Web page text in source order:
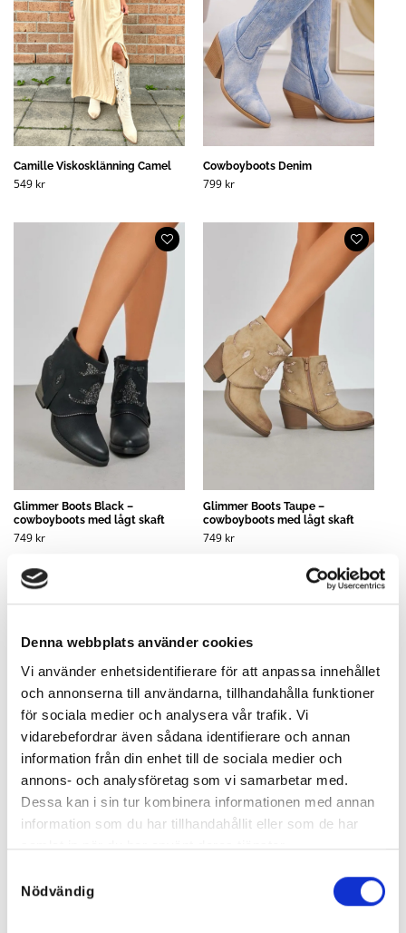
Denna webbplats använder cookies
Vi använder enhetsidentifierare för att anpassa innehållet
och annonserna till användarna, tillhandahålla funktioner
för sociala medier och analysera vår trafik. Vi
vidarebefordrar även sådana identifierare och annan
information från din enhet till de sociala medier och
annons- och analysföretag som vi samarbetar med.
Dessa kan i sin tur kombinera informationen med annan
information som du har tillhandahållit eller som de har
samlat in när du har använt deras tjänster.
Nödvändig
Camille Viskosklänning Camel
549 kr
Cowboyboots Denim
799 kr
Glimmer Boots Black –
cowboyboots med lågt skaft
749 kr
Glimmer Boots Taupe –
cowboyboots med lågt skaft
749 kr
exakt!